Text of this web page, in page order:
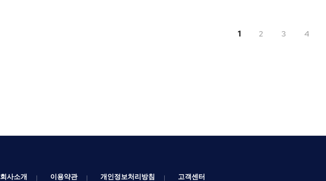
1 2 3 4
회사소개 이용약관 개인정보처리방침 고객센터